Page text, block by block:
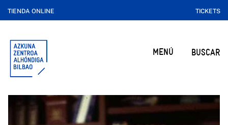
TIENDA ONLINE TICKETS
MENÚ BUSCAR